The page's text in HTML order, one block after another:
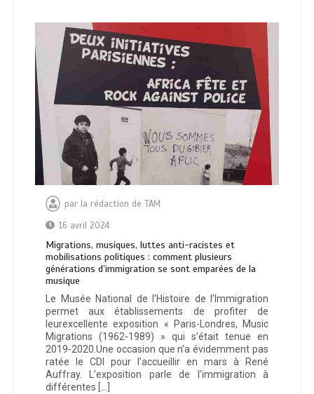
par la rédaction de TAM
16 avril 2024
Migrations, musiques, luttes anti-racistes et
mobilisations politiques : comment plusieurs
générations d’immigration se sont emparées de la
musique
Le Musée National de l’Histoire de l’Immigration
permet aux établissements de profiter de
leurexcellente exposition « Paris-Londres, Music
Migrations (1962-1989) » qui s’était tenue en
2019-2020.Une occasion que n’a évidemment pas
ratée le CDI pour l’accueillir en mars à René
Auffray. L’exposition parle de l’immigration à
différentes […]